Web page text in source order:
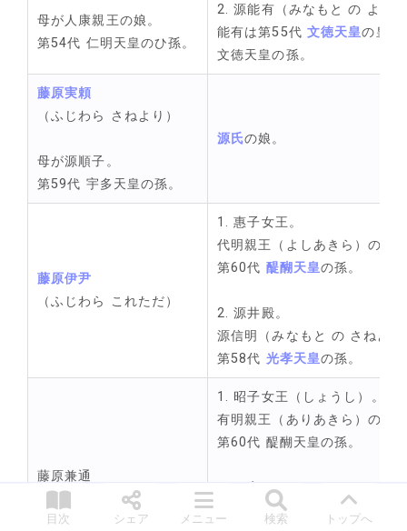
目次 シェア メニュー 検索 トップへ
母が人康親王の娘。
第54代 仁明天皇のひ孫。
2. 源能有（みなもと の よし
能有は第55代 文徳天皇の皇子
文徳天皇の孫。
藤原実頼
（ふじわら さねより）
母が源順子。
第59代 宇多天皇の孫。
源氏の娘。
藤原伊尹
（ふじわら これただ）
1. 惠子女王。
代明親王（よしあきら）の娘
第60代 醍醐天皇の孫。
2. 源井殿。
源信明（みなもと の さねあ
第58代 光孝天皇の孫。
藤原兼通
（ふじわら の かねみち）
1. 昭子女王（しょうし）。
有明親王（ありあきら）の娘
第60代 醍醐天皇の孫。
2. 平寛子。
平時望（たいら の ときもち